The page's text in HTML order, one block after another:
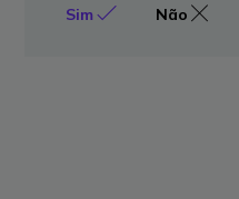
Sim Não